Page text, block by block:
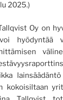
2025.)
Oy on
hyödyntää
kokoisiltaan